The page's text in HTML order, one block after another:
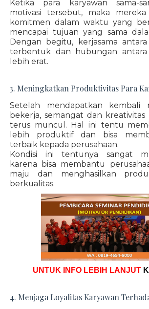
Ketika para karyawan sama-
motivasi tersebut, maka
komitmen dalam waktu yang
mencapai tujuan yang sama
Dengan begitu, kerjasama
terbentuk dan hubungan antara
lebih erat.
3. Meningkatkan Produktivitas Para
Setelah mendapatkan kembali
bekerja, semangat dan kreativitas
terus muncul. Hal ini tentu
lebih produktif dan bisa
terbaik kepada perusahaan.
Kondisi ini tentunya sangat
karena bisa membantu
maju dan menghasilkan
berkualitas.
UNTUK INFO LEBIH LANJUT
4. Menjaga Loyalitas Karyawan